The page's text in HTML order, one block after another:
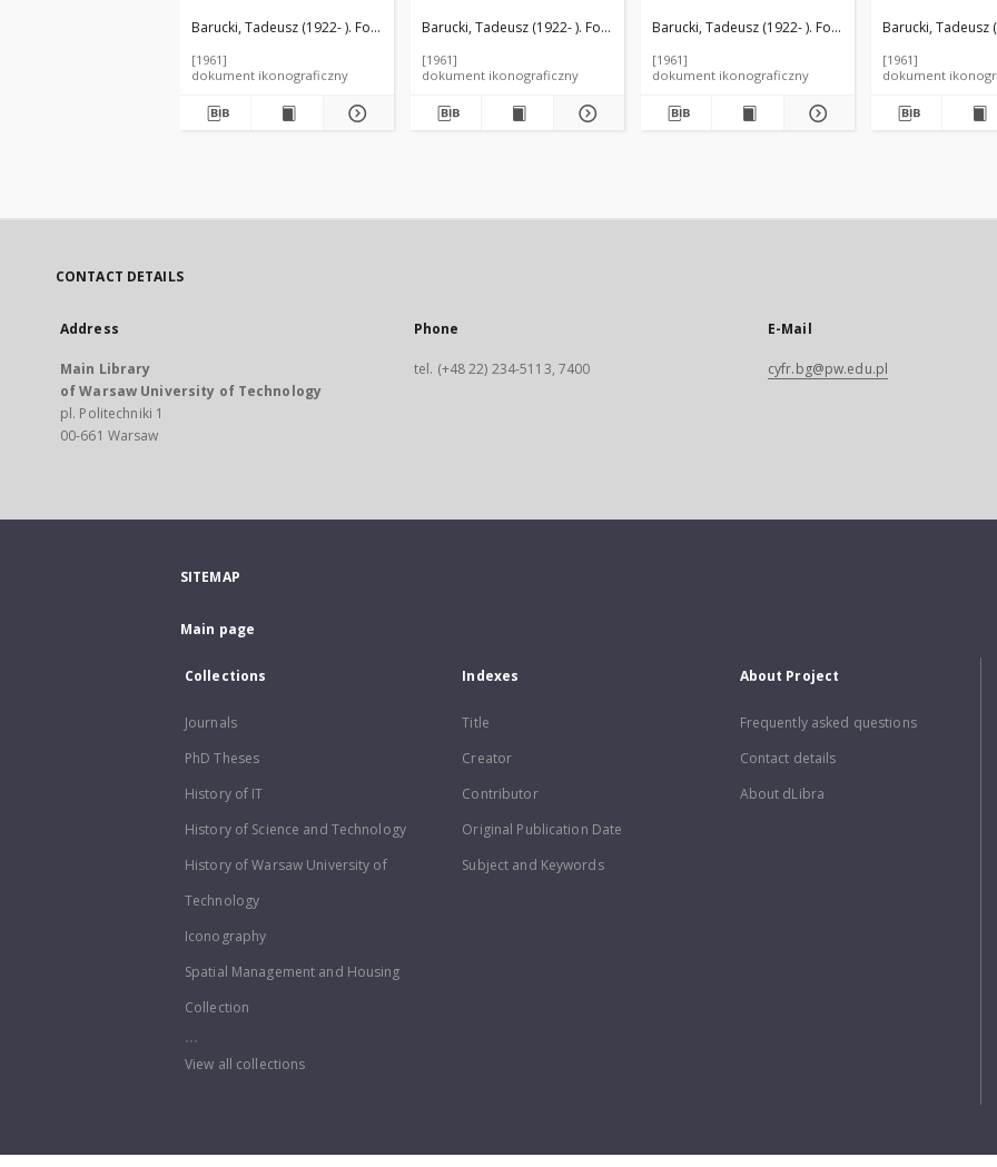
Brytania
Barucki, Tadeusz (1922- ). Fotograf
[1961]
dokument ikonograficzny
Barucki, Tadeusz (1922- ). Fotograf
[1961]
dokument ikonograficzny
Basildon, Anglia, Wielka
Brytania
Barucki, Tadeusz (1922- ). Fotograf
[1961]
dokument ikonograficzny
Barucki, Tadeusz
[1961]
dokument
CONTACT DETAILS
Address
Main Library
of Warsaw University of Technology
pl. Politechniki 1
00-661 Warsaw
Phone
tel. (+48 22) 234-5113, 7400
E-Mail
cyfr.bg@pw.edu.pl
SITEMAP
Main page
Collections
Journals
PhD Theses
History of IT
History of Science and Technology
History of Warsaw University of
Technology
Iconography
Spatial Management and Housing
Collection
...
View all collections
Indexes
Title
Creator
Contributor
Original Publication Date
Subject and Keywords
About Project
Frequently asked questions
Contact details
About dLibra